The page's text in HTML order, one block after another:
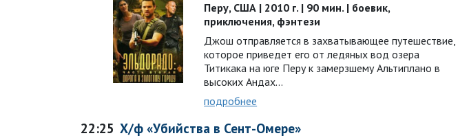
Перу, США | 2010 г. | 90 мин. | боевик,
приключения, фэнтези
Джош отправляется в захватывающее путешествие,
которое приведет его от ледяных вод озера
Титикака на юге Перу к замерзшему Альтиплано в
высоких Андах…
подробнее
22:25 Х/ф «Убийства в Сент-Омере»